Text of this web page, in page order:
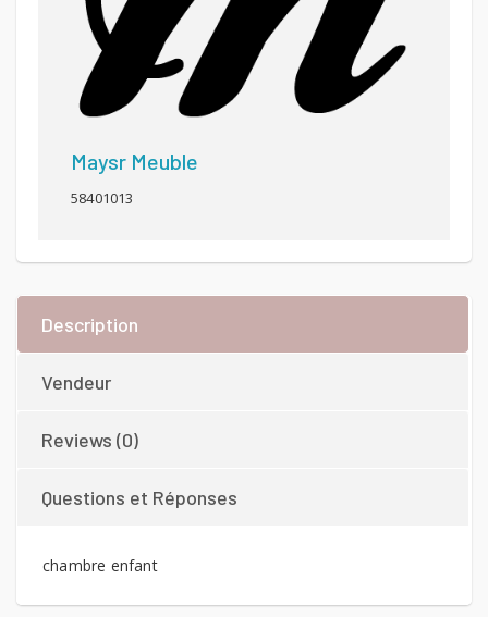
Maysr Meuble
58401013
Description
Vendeur
Reviews (0)
Questions et Réponses
chambre enfant